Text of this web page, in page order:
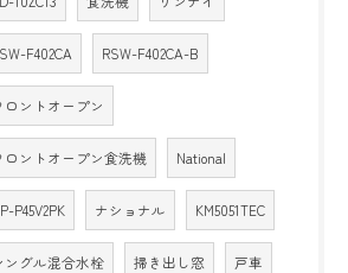
F402CA RSW-F402CA-B
ロントオープン
ロントオープン食洗機 National
P45V2PK ナショナル KM5051TEC
ングル混合水栓 掃き出し窓 戸車